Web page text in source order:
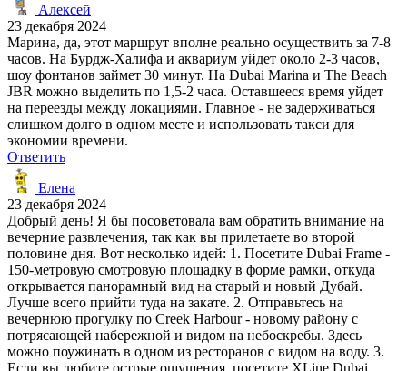
Алексей
23 декабря 2024
Марина, да, этот маршрут вполне реально осуществить за 7-8
часов. На Бурдж-Халифа и аквариум уйдет около 2-3 часов,
шоу фонтанов займет 30 минут. На Dubai Marina и The Beach
JBR можно выделить по 1,5-2 часа. Оставшееся время уйдет
на переезды между локациями. Главное - не задерживаться
слишком долго в одном месте и использовать такси для
экономии времени.
Ответить
Елена
23 декабря 2024
Добрый день! Я бы посоветовала вам обратить внимание на
вечерние развлечения, так как вы прилетаете во второй
половине дня. Вот несколько идей: 1. Посетите Dubai Frame -
150-метровую смотровую площадку в форме рамки, откуда
открывается панорамный вид на старый и новый Дубай.
Лучше всего прийти туда на закате. 2. Отправьтесь на
вечернюю прогулку по Creek Harbour - новому району с
потрясающей набережной и видом на небоскребы. Здесь
можно поужинать в одном из ресторанов с видом на воду. 3.
Если вы любите острые ощущения, посетите XLine Dubai